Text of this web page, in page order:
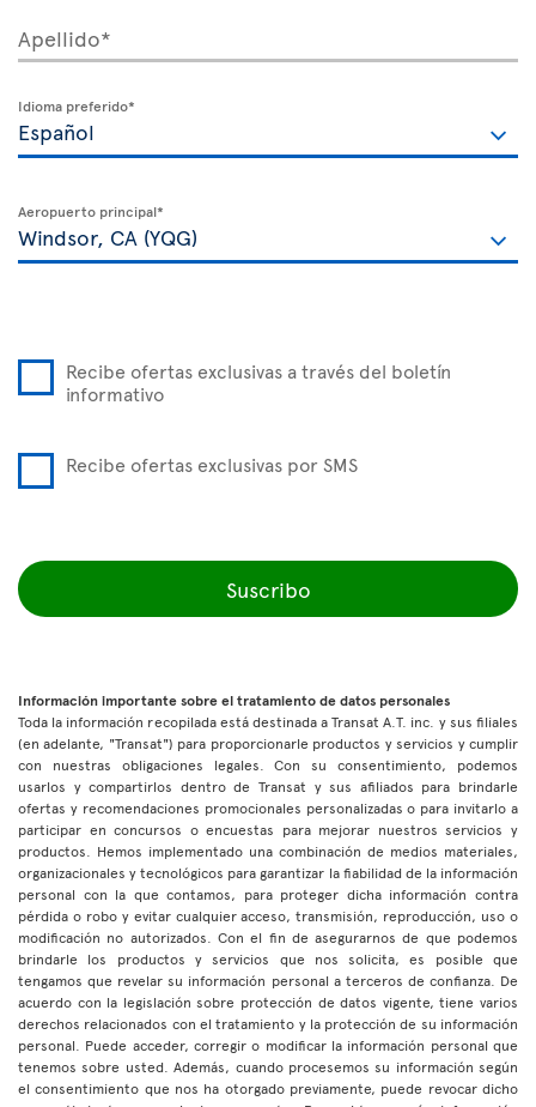
Apellido*
Idioma preferido*
Aeropuerto principal*
Recibe ofertas exclusivas a través del boletín
informativo
Recibe ofertas exclusivas por SMS
Suscribo
Información importante sobre el tratamiento de datos personales
Toda la información recopilada está destinada a Transat A.T. inc. y sus filiales
(en adelante, "Transat") para proporcionarle productos y servicios y cumplir
con nuestras obligaciones legales. Con su consentimiento, podemos
usarlos y compartirlos dentro de Transat y sus afiliados para brindarle
ofertas y recomendaciones promocionales personalizadas o para invitarlo a
participar en concursos o encuestas para mejorar nuestros servicios y
productos. Hemos implementado una combinación de medios materiales,
organizacionales y tecnológicos para garantizar la fiabilidad de la información
personal con la que contamos, para proteger dicha información contra
pérdida o robo y evitar cualquier acceso, transmisión, reproducción, uso o
modificación no autorizados. Con el fin de asegurarnos de que podemos
brindarle los productos y servicios que nos solicita, es posible que
tengamos que revelar su información personal a terceros de confianza. De
acuerdo con la legislación sobre protección de datos vigente, tiene varios
derechos relacionados con el tratamiento y la protección de su información
personal. Puede acceder, corregir o modificar la información personal que
tenemos sobre usted. Además, cuando procesemos su información según
el consentimiento que nos ha otorgado previamente, puede revocar dicho